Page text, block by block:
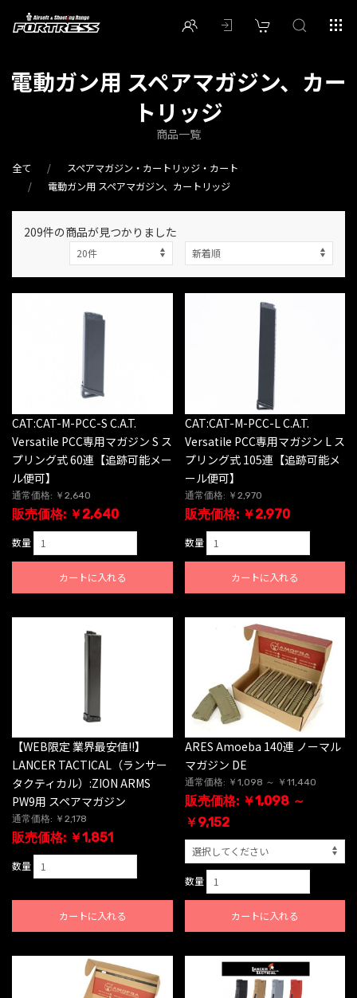
電動ガン用 スペアマガジン、カー
トリッジ
商品一覧
全て
スペアマガジン・カートリッジ・カート
電動ガン用 スペアマガジン、カートリッジ
209件の商品が見つかりました
CAT:CAT-M-PCC-S C.A.T.
Versatile PCC専用マガジン S ス
プリング式 60連【追跡可能メー
ル便可】
通常価格: ￥2,640
販売価格: ￥2,640
数量
カートに入れる
CAT:CAT-M-PCC-L C.A.T.
Versatile PCC専用マガジン L ス
プリング式 105連【追跡可能メ
ール便可】
通常価格: ￥2,970
販売価格: ￥2,970
数量
カートに入れる
【WEB限定 業界最安値!!】
LANCER TACTICAL（ランサー
タクティカル）:ZION ARMS
PW9用 スペアマガジン
通常価格: ￥2,178
販売価格: ￥1,851
数量
カートに入れる
ARES Amoeba 140連 ノーマル
マガジン DE
通常価格: ￥1,098 ～ ￥11,440
販売価格: ￥1,098 ～
￥9,152
数量
カートに入れる